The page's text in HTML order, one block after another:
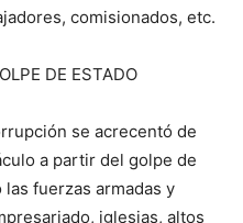
comisionados, etc.
DE ESTADO
se acrecentó de
a partir del golpe de
fuerzas armadas y
iglesias, altos